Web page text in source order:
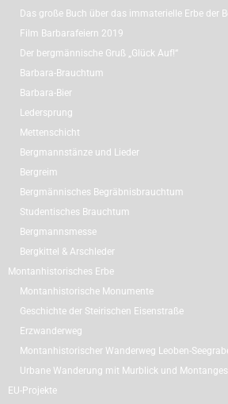
Das große Buch über das immaterielle Erbe der
Film Barbarafeiern 2019
Der bergmännische Gruß „Glück Auf!“
Barbara-Brauchtum
Barbara-Bier
Ledersprung
Mettenschicht
Bergmannstänze und Lieder
Bergreim
Bergmännisches Begräbnisbrauchtum
Studentisches Brauchtum
Bergmannsmesse
Bergkittel & Arschleder
Montanhistorisches Erbe
Montanhistorische Monumente
Geschichte der Steirischen Eisenstraße
Erzwanderweg
Montanhistorischer Wanderweg Leoben-
Urbane Wanderung mit Murblick und
EU-Projekte